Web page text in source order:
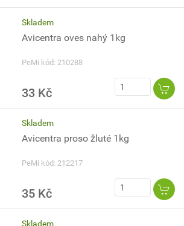
Skladem
Avicentra oves nahý 1kg
PeMi kód: 210288
33 Kč
Skladem
Avicentra proso žluté 1kg
PeMi kód: 212217
35 Kč
Skladem